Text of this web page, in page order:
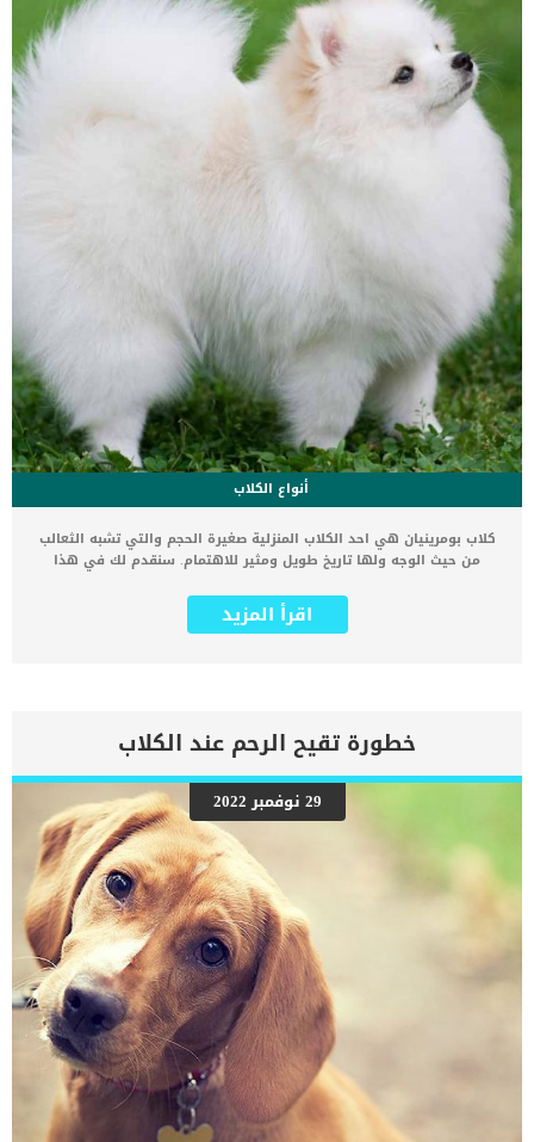
عمر الحيوانات الأليفة وموعد وصولها لسن الشيخوخة. اقرأ أيضا: 5 أخطاء
شائعة عن القطط بعد عمر 6 سنوات رعاية الكلاب الكبيرة في السن
طريقة رعاية الحيوانات الأليفة كبيرة […]
أنواع الكلاب
كلاب بومرينيان هي احد الكلاب المنزلية صغيرة الحجم والتي تشبه الثعالب
من حيث الوجه ولها تاريخ طويل ومثير للاهتمام. سنقدم لك في هذا
الأهتمام به. يتميز بمستوى عالي من الحيوية والنشاط و الإرادة القوية،
كما أنه صديق وفي ومخلص جدا ومطيع لعائلته واصحابه. ويمتلك فراء
قديماً باسم بوميرانيا. أصبحوا مشهورين جداً عندما سمحت الملكة فيكتوريا
بعرض كلبها من سلالة البومرينيان في عرض توضيحي، وكان أول كلب صغير
طويل الشعر يتم عرضه على الإطلاق. هو كلب لطيف ومشاكس إلى حد ما،
بالاضافة إلى أن كلب بومرينيان ذكي ومخلص جدا لعائلاته واصحابه. ولكن لا
تدع جاذبيتهم هذه تخدعك، فهذه الكلاب الجريئة لهم عقول ذكية للغاية،
ويشتهرون بيقظتهم و فضولهم بكل شئ يدور حولهم. ومن الغريب أنهم
يشعرون بأنهم أكبر بكثير مما هم عليه بالفعل، مما قد يؤدي بهم في
بعض الأحيان إلى مضايقة و مهاجمة الكلاب الأكبر منهم. كما يمكنهم
التكيف والتعامل مع الحيوانات الأخرى بشكل […]
اقرأ المزيد
خطورة تقيح الرحم عند الكلاب
29 نوفمبر 2022